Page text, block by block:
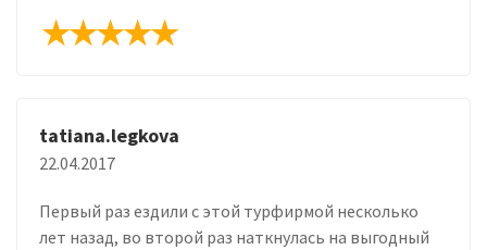
tatiana.legkova
22.04.2017
Первый раз ездили с этой турфирмой несколько
лет назад, во второй раз наткнулась на выгодный